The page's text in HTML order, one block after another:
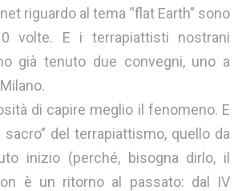
riguardo al tema “flat Earth” sono
volte. E i terrapiattisti nostrani
già tenuto due convegni, uno a
di capire meglio il fenomeno. E
del terrapiattismo, quello da
inizio (perché, bisogna dirlo, il
è un ritorno al passato: dal IV